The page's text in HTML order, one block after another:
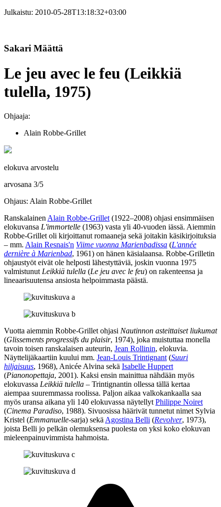
Julkaistu: 2010-05-28T13:18:32+03:00
Sakari Määttä
Le jeu avec le feu (Leikkiä
tulella, 1975)
Ohjaaja:
Alain Robbe-Grillet
elokuva arvostelu
arvosana 3/5
Ohjaus: Alain Robbe-Grillet
Ranskalainen Alain Robbe-Grillet (1922–2008) ohjasi ensimmäisen
elokuvansa L'immortelle (1963) vasta yli 40‑vuoden iässä. Aiemmin
Robbe-Grillet oli kirjoittanut romaaneja sekä joitakin käsikirjoituksia
– mm. Alain Resnais'n Viime vuonna Marienbadissa (L'année
dernière à Marienbad, 1961) on hänen käsialaansa. Robbe-Grilletin
ohjaustyöt eivät ole helposti lähestyttäviä, joskin vuonna 1975
valmistunut Leikkiä tulella (Le jeu avec le feu) on rakenteensa ja
lineaarisuutensa ansiosta helpoimmasta päästä.
Vuotta aiemmin Robbe-Grillet ohjasi Nautinnon asteittaiset liukumat
(Glissements progressifs du plaisir, 1974), joka muistuttaa monella
tavoin toisen ranskalaisen auteurin, Jean Rollinin, elokuvia.
Näyttelijäkaartiin kuului mm. Jean-Louis Trintignant (Suuri
hiljaisuus, 1968), Anicée Alvina sekä Isabelle Huppert
(Pianonopettaja, 2001). Kaksi ensin mainittua nähdään myös
elokuvassa Leikkiä tulella – Trintignantin ollessa tällä kertaa
aiempaa suuremmassa roolissa. Paljon aikaa valkokankaalla saa
myös uransa aikana yli 140 elokuvassa näytellyt Philippe Noiret
(Cinema Paradiso, 1988). Sivuosissa häärivät tunnetut nimet Sylvia
Kristel (Emmanuelle-sarja) sekä Agostina Belli (Revolver, 1973),
joista Belli jo pelkän olemuksensa puolesta on yksi koko elokuvan
mieleenpainuvimmista hahmoista.